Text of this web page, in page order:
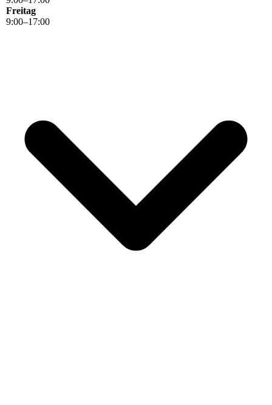
Freitag
9:00–17:00